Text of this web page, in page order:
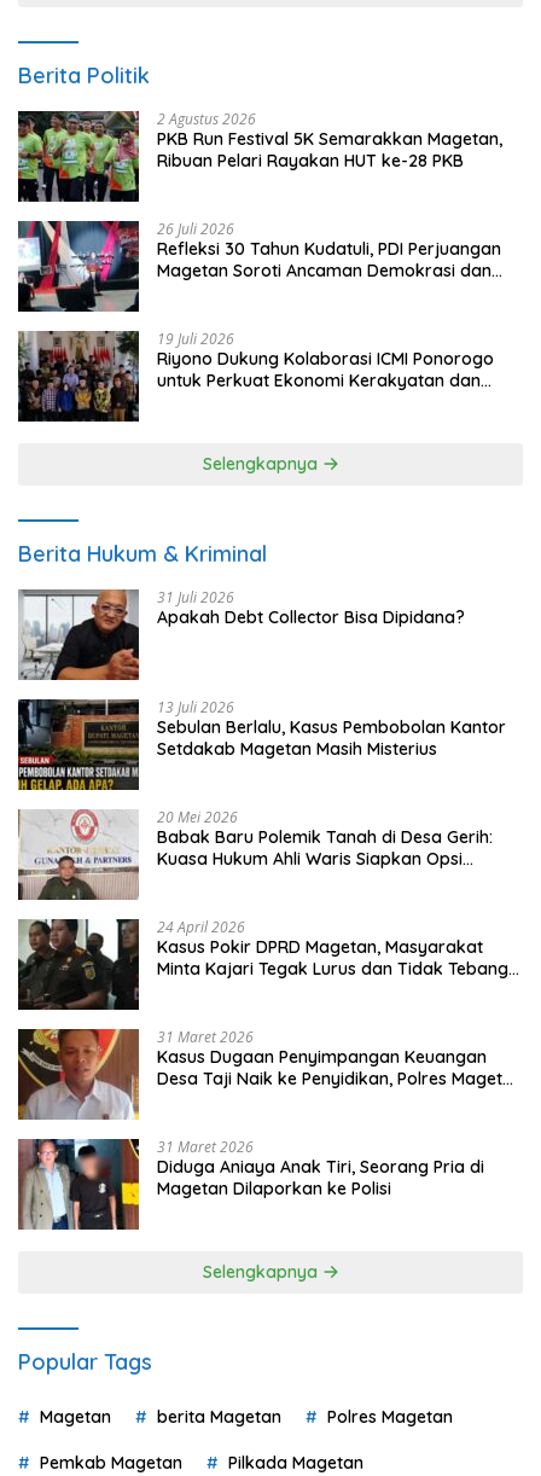
Berita Politik
2 Agustus 2026
PKB Run Festival 5K Semarakkan Magetan,
Ribuan Pelari Rayakan HUT ke-28 PKB
26 Juli 2026
Refleksi 30 Tahun Kudatuli, PDI Perjuangan
Magetan Soroti Ancaman Demokrasi dan
19 Juli 2026
Riyono Dukung Kolaborasi ICMI Ponorogo
untuk Perkuat Ekonomi Kerakyatan dan
Selengkapnya
Berita Hukum & Kriminal
31 Juli 2026
Apakah Debt Collector Bisa Dipidana?
13 Juli 2026
Sebulan Berlalu, Kasus Pembobolan Kantor
Setdakab Magetan Masih Misterius
20 Mei 2026
Babak Baru Polemik Tanah di Desa Gerih:
Kuasa Hukum Ahli Waris Siapkan Opsi
24 April 2026
Kasus Pokir DPRD Magetan, Masyarakat
Minta Kajari Tegak Lurus dan Tidak Tebang
31 Maret 2026
Kasus Dugaan Penyimpangan Keuangan
Desa Taji Naik ke Penyidikan, Polres Magetan
31 Maret 2026
Diduga Aniaya Anak Tiri, Seorang Pria di
Magetan Dilaporkan ke Polisi
Selengkapnya
Popular Tags
Magetan berita Magetan Polres Magetan
Pemkab Magetan Pilkada Magetan